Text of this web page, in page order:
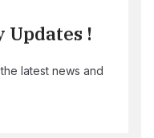
Updates !
latest news and